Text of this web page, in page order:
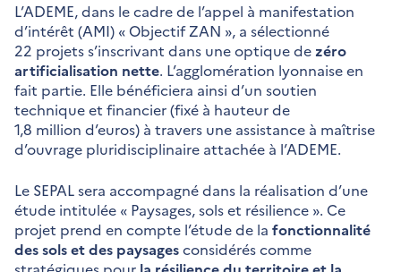
L’ADEME, dans le cadre de l’appel à manifestation
d’intérêt (AMI) « Objectif ZAN », a sélectionné
22 projets s’inscrivant dans une optique de zéro
artificialisation nette. L’agglomération lyonnaise en
fait partie. Elle bénéficiera ainsi d’un soutien
technique et financier (fixé à hauteur de
1,8 million d’euros) à travers une assistance à maîtrise
d’ouvrage pluridisciplinaire attachée à l’ADEME.
Le SEPAL sera accompagné dans la réalisation d’une
étude intitulée « Paysages, sols et résilience ». Ce
projet prend en compte l’étude de la fonctionnalité
des sols et des paysagesconsidérés comme